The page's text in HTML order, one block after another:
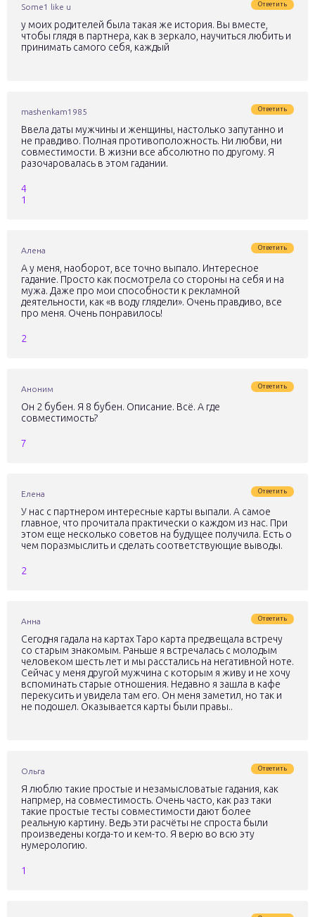
Some1 like u Ответить
у моих родителей была такая же история. Вы вместе,
чтобы глядя в партнера, как в зеркало, научиться любить и
принимать самого себя, каждый
mashenkam1985 Ответить
Ввела даты мужчины и женщины, настолько запутанно и
не правдиво. Полная противоположность. Ни любви, ни
совместимости. В жизни все абсолютно по другому. Я
разочаровалась в этом гадании.
4
1
Алена Ответить
А у меня, наоборот, все точно выпало. Интересное
гадание. Просто как посмотрела со стороны на себя и на
мужа. Даже про мои способности к рекламной
деятельности, как «в воду глядели». Очень правдиво, все
про меня. Очень понравилось!
2
Аноним Ответить
Он 2 бубен. Я 8 бубен. Описание. Всё. А где
совместимость?
7
Елена Ответить
У нас с партнером интересные карты выпали. А самое
главное, что прочитала практически о каждом из нас. При
этом еще несколько советов на будущее получила. Есть о
чем поразмыслить и сделать соответствующие выводы.
2
Анна Ответить
Сегодня гадала на картах Таро карта предвещала встречу
со старым знакомым. Раньше я встречалась с молодым
человеком шесть лет и мы расстались на негативной ноте.
Сейчас у меня другой мужчина с которым я живу и не хочу
вспоминать старые отношения. Недавно я зашла в кафе
перекусить и увидела там его. Он меня заметил, но так и
не подошел. Оказывается карты были правы..
Ольга Ответить
Я люблю такие простые и незамысловатые гадания, как
напрмер, на совместимость. Очень часто, как раз таки
такие простые тесты совместимости дают более
реальную картину. Ведь эти расчёты не спроста были
произведены когда-то и кем-то. Я верю во всю эту
нумерологию.
1